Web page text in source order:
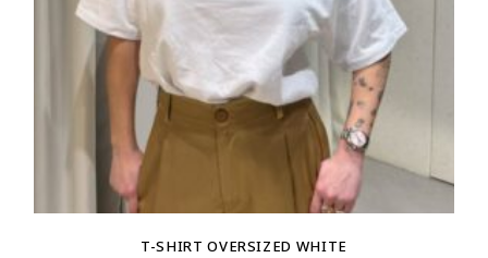
T-SHIRT OVERSIZED WHITE